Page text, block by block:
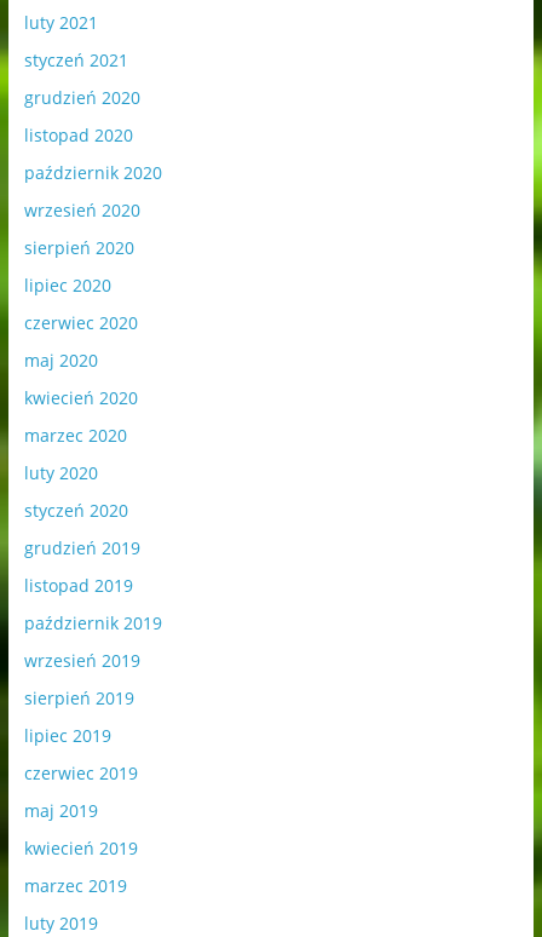
luty 2021
styczeń 2021
grudzień 2020
listopad 2020
październik 2020
wrzesień 2020
sierpień 2020
lipiec 2020
czerwiec 2020
maj 2020
kwiecień 2020
marzec 2020
luty 2020
styczeń 2020
grudzień 2019
listopad 2019
październik 2019
wrzesień 2019
sierpień 2019
lipiec 2019
czerwiec 2019
maj 2019
kwiecień 2019
marzec 2019
luty 2019